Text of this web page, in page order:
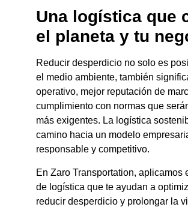
Una logística que
el planeta y tu
Reducir desperdicio no solo es
el medio ambiente, también
operativo, mejor reputación de
cumplimiento con normas que
más exigentes. La logística
camino hacia un modelo
responsable y competitivo.
En Zaro Transportation, aplicamos
de logística que te ayudan a
reducir desperdicio y prolongar la